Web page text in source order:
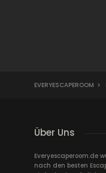
EVERYESCAPEROOM >
Über Uns
Everyescaperoom.de
nach den besten